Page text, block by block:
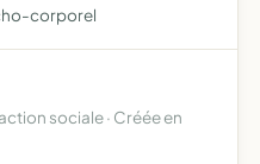
corporel
sociale · Créée en